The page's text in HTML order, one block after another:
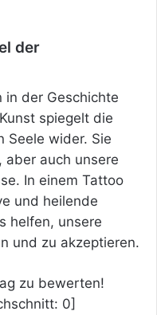
der
in der Geschichte
spiegelt die
Seele wider. Sie
aber auch unsere
In einem Tattoo
und heilende
helfen, unsere
und zu akzeptieren.
zu bewerten!
0]